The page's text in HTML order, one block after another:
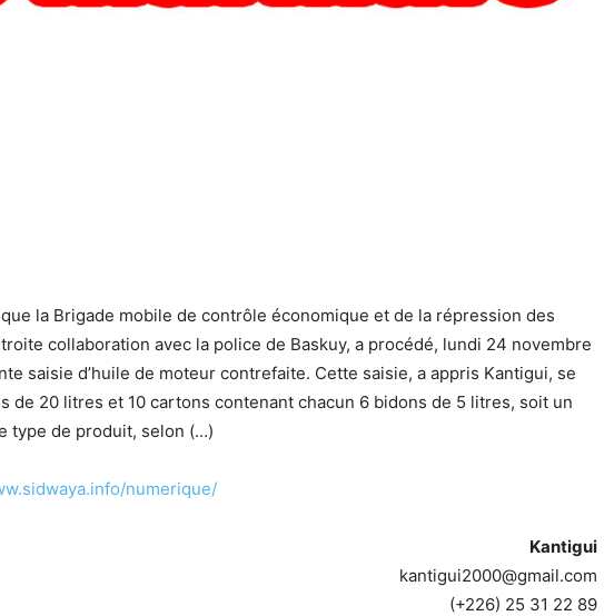
la Brigade mobile de contrôle économique et de la répression des
collaboration avec la police de Baskuy, a procédé, lundi 24 novembre
saisie d’huile de moteur contrefaite. Cette saisie, a appris Kantigui, se
de 20 litres et 10 cartons contenant chacun 6 bidons de 5 litres, soit un
type de produit, selon (…)
numerique/
Kantigui
kantigui2000@gmail.com
(+226) 25 31 22 89